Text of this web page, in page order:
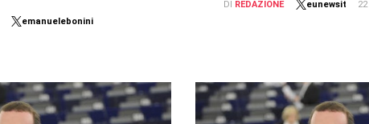
emanuelebonini
DI REDAZIONE eunewsit